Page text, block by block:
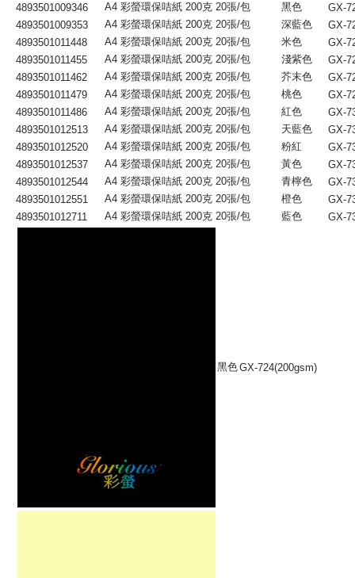
4893501009346
A4 彩螢環保咭紙 200克 20張/包 黑色
GX-
4893501009353
A4 彩螢環保咭紙 200克 20張/包 深藍色
GX-
4893501011448
A4 彩螢環保咭紙 200克 20張/包 米色
GX-
4893501011455
A4 彩螢環保咭紙 200克 20張/包 淺紫色
GX-
4893501011462
A4 彩螢環保咭紙 200克 20張/包 芥末色
GX-
4893501011479
A4 彩螢環保咭紙 200克 20張/包 桃色
GX-
4893501011486
A4 彩螢環保咭紙 200克 20張/包 紅色
GX-
4893501012513
A4 彩螢環保咭紙 200克 20張/包 天藍色
GX-
4893501012520
A4 彩螢環保咭紙 200克 20張/包 粉紅
GX-
4893501012537
A4 彩螢環保咭紙 200克 20張/包 黃色
GX-
4893501012544
A4 彩螢環保咭紙 200克 20張/包 青檸色
GX-
4893501012551
A4 彩螢環保咭紙 200克 20張/包 橙色
GX-
4893501012711
A4 彩螢環保咭紙 200克 20張/包 藍色 GX-
黑色GX-724(200gsm)